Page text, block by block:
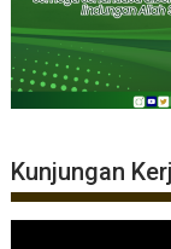
Kunjungan